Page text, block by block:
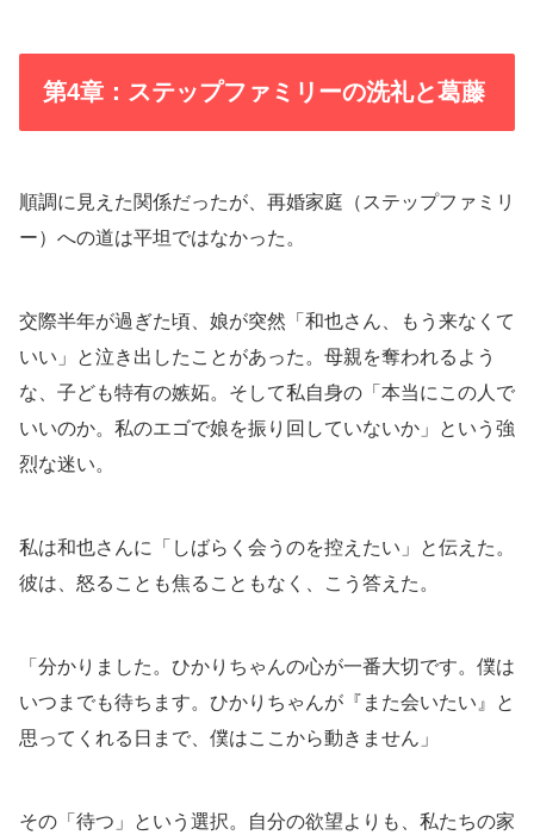
第4章：ステップファミリーの洗礼と葛藤
順調に見えた関係だったが、再婚家庭（ステップファミリ
ー）への道は平坦ではなかった。
交際半年が過ぎた頃、娘が突然「和也さん、もう来なくて
いい」と泣き出したことがあった。母親を奪われるよう
な、子ども特有の嫉妬。そして私自身の「本当にこの人で
いいのか。私のエゴで娘を振り回していないか」という強
烈な迷い。
私は和也さんに「しばらく会うのを控えたい」と伝えた。
彼は、怒ることも焦ることもなく、こう答えた。
「分かりました。ひかりちゃんの心が一番大切です。僕は
いつまでも待ちます。ひかりちゃんが『また会いたい』と
思ってくれる日まで、僕はここから動きません」
その「待つ」という選択。自分の欲望よりも、私たちの家